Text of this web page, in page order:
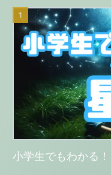
小学生でもわかる